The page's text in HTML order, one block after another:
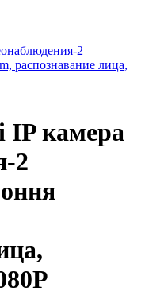
2
распознавание лица,
IP камера
2